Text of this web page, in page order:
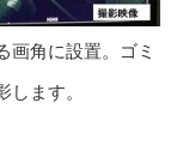
画角に設置。ゴミ
ます。